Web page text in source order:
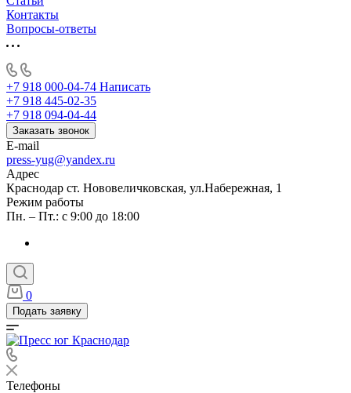
Контакты
Вопросы-ответы
+7 918 000-04-74 Написать
+7 918 445-02-35
+7 918 094-04-44
Заказать звонок
E-mail
press-yug@yandex.ru
Адрес
Краснодар ст. Нововеличковская, ул.Набережная, 1
Режим работы
Пн. – Пт.: с 9:00 до 18:00
0
Подать заявку
Телефоны